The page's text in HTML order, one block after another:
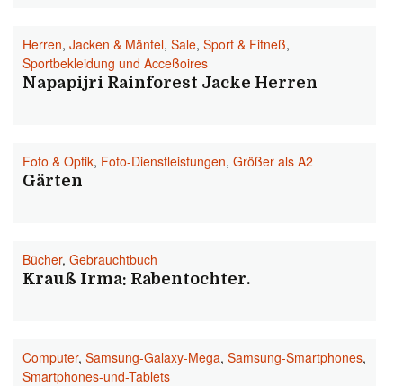
Herren, Jacken & Mäntel, Sale, Sport & Fitneß,
Sportbekleidung und Acceßoires
Napapijri Rainforest Jacke Herren
Foto & Optik, Foto-Dienstleistungen, Größer als A2
Gärten
Bücher, Gebrauchtbuch
Krauß Irma: Rabentochter.
Computer, Samsung-Galaxy-Mega, Samsung-Smartphones,
Smartphones-und-Tablets